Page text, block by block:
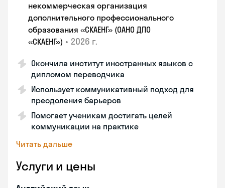
некоммерческая организация
дополнительного профессионального
образования «СКАЕНГ» (ОАНО ДПО
«СКАЕНГ») • 2026 г.
Окончила институт иностранных языков с
дипломом переводчика
Использует коммуникативный подход для
преодоления барьеров
Помогает ученикам достигать целей
коммуникации на практике
Читать дальше
Услуги и цены